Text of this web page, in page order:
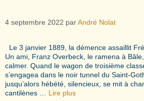
4 septembre 2022 parAndré Nolat
Le 3 janvier 1889, la démence assaillit
Un ami, Franz Overbeck, le ramena à
calmer. Quand le wagon de troisième
s’engagea dans le noir tunnel du Saint-
jusqu’alors hébété, silencieux, se mit à
cantilènes … Lire plus